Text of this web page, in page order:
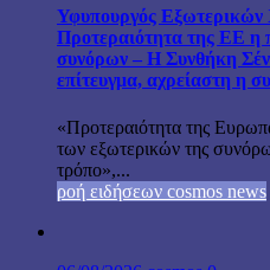
Υφυπουργός Εξωτερικών
Προτεραιότητα της ΕΕ η
συνόρων – Η Συνθήκη
επίτευγμα, αχρείαστη η
«Προτεραιότητα της
των εξωτερικών της
τρόπο»,...
ροή ειδήσεων cosmos news